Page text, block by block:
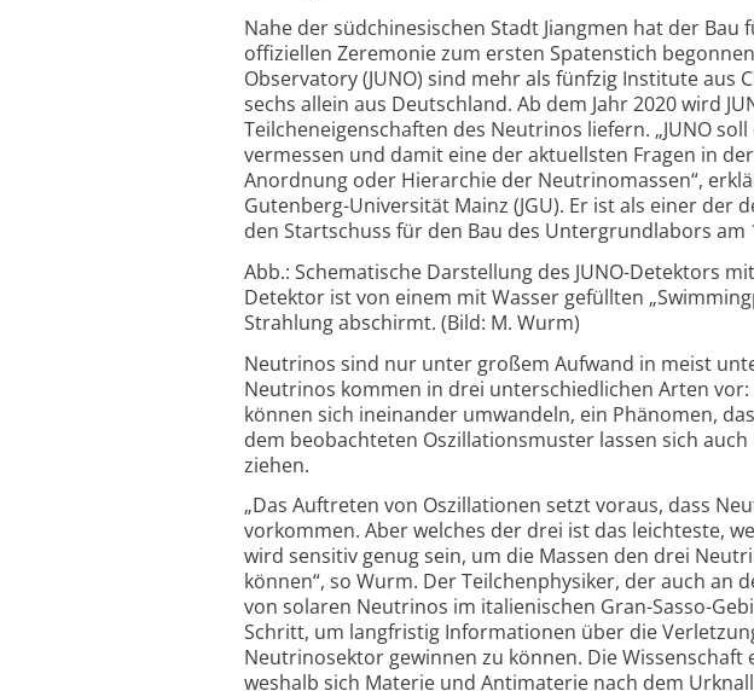
Nahe der südchinesischen Stadt Jiangmen hat der
offiziellen Zeremonie zum ersten Spatenstich
Observatory (JUNO) sind mehr als fünfzig Institute aus
sechs allein aus Deutschland. Ab dem Jahr 2020 wird
Teilcheneigenschaften des Neutrinos liefern. „JUNO
vermessen und damit eine der aktuellsten Fragen in
Anordnung oder Hierarchie der Neutrinomassen“,
Gutenberg-Universität Mainz (JGU). Er ist als einer der
den Startschuss für den Bau des Untergrundlabors am
Abb.: Schematische Darstellung des JUNO-Detektors
Detektor ist von einem mit Wasser gefüllten
Strahlung abschirmt. (Bild: M. Wurm)
Neutrinos sind nur unter großem Aufwand in meist
Neutrinos kommen in drei unterschiedlichen Arten
können sich ineinander umwandeln, ein Phänomen,
dem beobachteten Oszillationsmuster lassen sich auch
ziehen.
„Das Auftreten von Oszillationen setzt voraus, dass
vorkommen. Aber welches der drei ist das leichteste,
wird sensitiv genug sein, um die Massen den drei
können“, so Wurm. Der Teilchenphysiker, der auch an
von solaren Neutrinos im italienischen Gran-Sasso-
Schritt, um langfristig Informationen über die
Neutrinosektor gewinnen zu können. Die
weshalb sich Materie und Antimaterie nach dem